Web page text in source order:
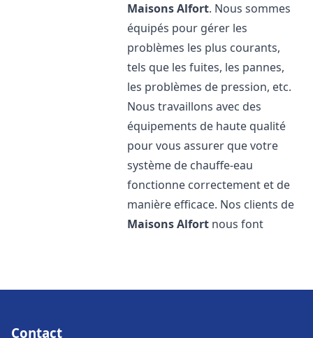
Maisons Alfort. Nous sommes
équipés pour gérer les
problèmes les plus courants,
tels que les fuites, les pannes,
les problèmes de pression, etc.
Nous travaillons avec des
équipements de haute qualité
pour vous assurer que votre
système de chauffe-eau
fonctionne correctement et de
manière efficace. Nos clients de
Maisons Alfort nous font
Contact